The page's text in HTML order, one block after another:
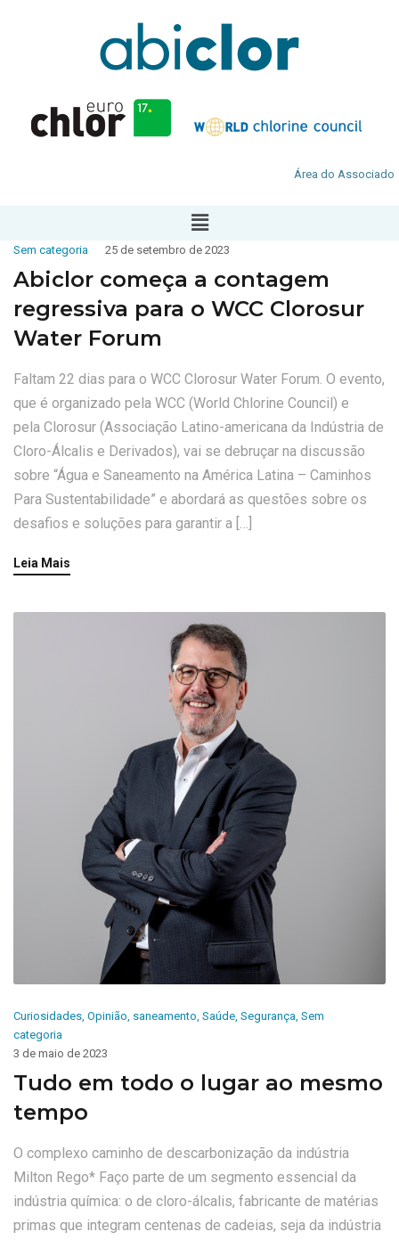
Área do Associado
Sem categoria 25 de setembro de 2023
Abiclor começa a contagem
regressiva para o WCC Clorosur
Water Forum
Faltam 22 dias para o WCC Clorosur Water Forum. O evento,
que é organizado pela WCC (World Chlorine Council) e
pela Clorosur (Associação Latino-americana da Indústria de
Cloro-Álcalis e Derivados), vai se debruçar na discussão
sobre “Água e Saneamento na América Latina – Caminhos
Para Sustentabilidade” e abordará as questões sobre os
desafios e soluções para garantir a […]
Leia Mais
Curiosidades, Opinião, saneamento, Saúde, Segurança, Sem
categoria
3 de maio de 2023
Tudo em todo o lugar ao mesmo
tempo
O complexo caminho de descarbonização da indústria
Milton Rego* Faço parte de um segmento essencial da
indústria química: o de cloro-álcalis, fabricante de matérias
primas que integram centenas de cadeias, seja da indústria